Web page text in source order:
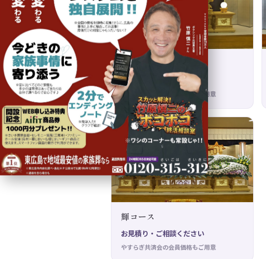
愛コース
お見積り・ご相談ください
やすらぎ共済会の会員価格もご用意
輝コース
お見積り・ご相談ください
やすらぎ共済会の会員価格もご用意